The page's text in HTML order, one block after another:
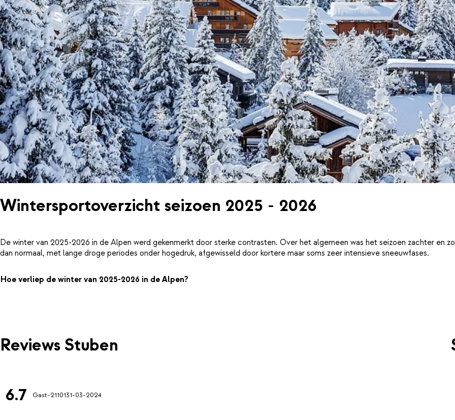
Wintersportoverzicht seizoen 2025 - 2026
De winter van 2025-2026 in de Alpen werd gekenmerkt door sterke contrasten. Over het algemeen was het seizoen zachter en
dan normaal, met lange droge periodes onder hogedruk, afgewisseld door kortere maar soms zeer intensieve sneeuwfases.
Hoe verliep de winter van 2025-2026 in de Alpen?
Reviews Stuben
6.7 Gast-2110131-03-2024